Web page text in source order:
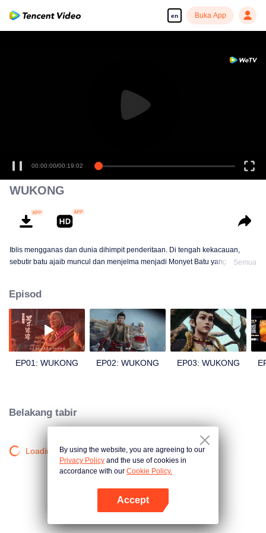
en Buka App
00:00:00/00:19:02
WUKONG
Iblis mengganas dan dunia dihimpit penderitaan. Di tengah kekacauan,
sebutir batu ajaib muncul dan menjelma menjadi Monyet Batu yang
Inilah asal-usul kebangkitan Sun Wukong sebagai makhluk legenda.
Semua
Episod
EP01: WUKONG EP02: WUKONG EP03: WUKONG
Belakang tabir
Loading…By using the website, you are agreeing to our
Privacy Policy and the use of cookies in
accordance with our Cookie Policy.
Accept